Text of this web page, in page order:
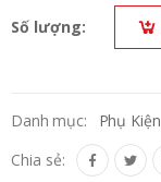
Số lượng:
Danh mục:
Phụ
Chia sẻ: